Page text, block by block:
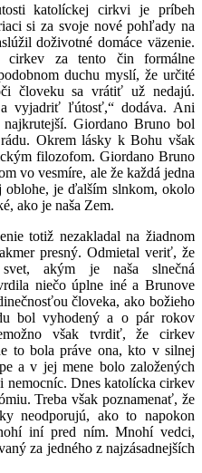
katolíckej cirkvi je príbeh
si za svoje nové pohľady na
doživotné domáce väzenie.
za tento čin formálne
duchu myslí, že určité
človeku sa vrátiť už nedajú.
vyjadriť ľútosť,“ dodáva. Ani
Giordano Bruno bol
Okrem lásky k Bohu však
filozofom. Giordano Bruno
vo vesmíre, ale že každá jedna
je ďalším slnkom, okolo
ako je naša Zem.
totiž nezakladal na žiadnom
presný. Odmietal veriť, že
akým je naša slnečná
niečo úplne iné a Brunove
človeka, ako božieho
bol vyhodený a o pár rokov
však tvrdiť, že cirkev
to bola práve ona, kto v silnej
a v jej mene bolo založených
nemocníc. Dnes katolícka cirkev
Treba však poznamenať, že
neodporujú, ako to napokon
iní pred ním. Mnohí vedci,
za jedného z najzásadnejších